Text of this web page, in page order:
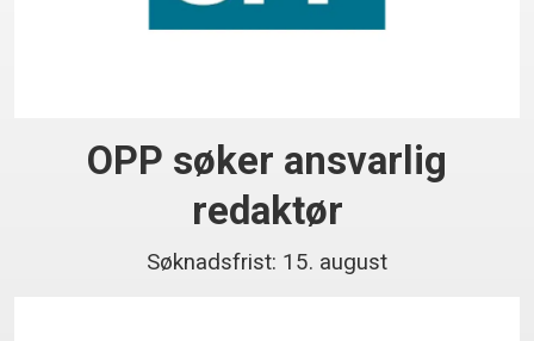
OPP søker ansvarlig
redaktør
Søknadsfrist: 15. august